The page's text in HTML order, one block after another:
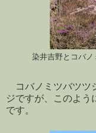
染井吉野とコバ
コバノミツバツツ
ジですが、このよう
です。